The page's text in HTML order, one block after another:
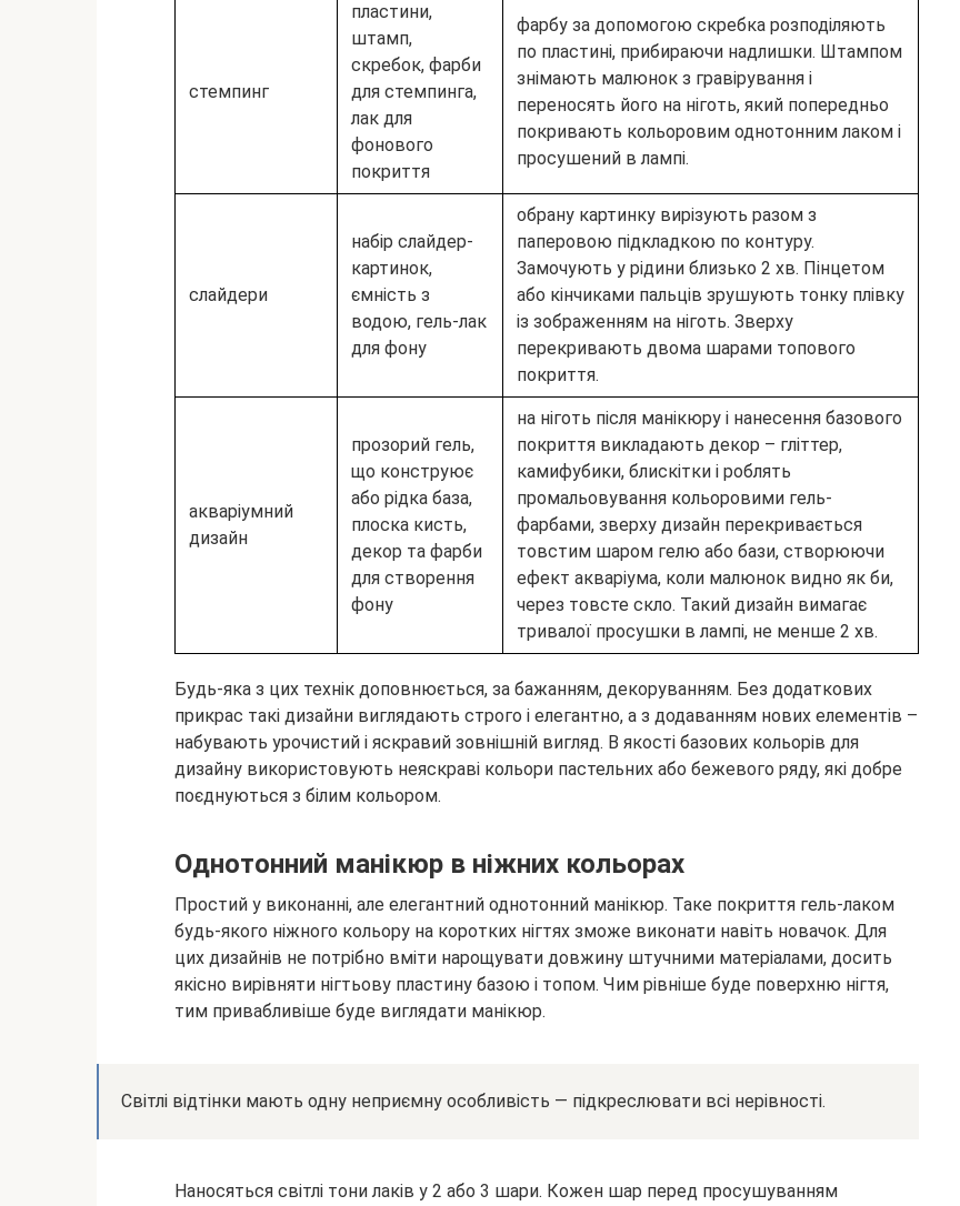
стемпинг
пластини,
штамп,
скребок, фарби
для стемпинга,
лак для
фонового
покриття
фарбу за допомогою скребка розподіляють
по пластині, прибираючи надлишки. Штампом
знімають малюнок з гравірування і
переносять його на ніготь, який попередньо
покривають кольоровим однотонним лаком і
просушений в лампі.
слайдери
набір слайдер-
картинок,
ємність з
водою, гель-лак
для фону
обрану картинку вирізують разом з
паперовою підкладкою по контуру.
Замочують у рідини близько 2 хв. Пінцетом
або кінчиками пальців зрушують тонку плівку
із зображенням на ніготь. Зверху
перекривають двома шарами топового
покриття.
акваріумний
дизайн
прозорий гель,
що конструює
або рідка база,
плоска кисть,
декор та фарби
для створення
фону
на ніготь після манікюру і нанесення базового
покриття викладають декор – гліттер,
камифубики, блискітки і роблять
промальовування кольоровими гель-
фарбами, зверху дизайн перекривається
товстим шаром гелю або бази, створюючи
ефект акваріума, коли малюнок видно як би,
через товсте скло. Такий дизайн вимагає
тривалої просушки в лампі, не менше 2 хв.
Будь-яка з цих технік доповнюється, за бажанням, декоруванням. Без додаткових
прикрас такі дизайни виглядають строго і елегантно, а з додаванням нових елементів –
набувають урочистий і яскравий зовнішній вигляд. В якості базових кольорів для
дизайну використовують неяскраві кольори пастельних або бежевого ряду, які добре
поєднуються з білим кольором.
Однотонний манікюр в ніжних кольорах
Простий у виконанні, але елегантний однотонний манікюр. Таке покриття гель-лаком
будь-якого ніжного кольору на коротких нігтях зможе виконати навіть новачок. Для
цих дизайнів не потрібно вміти нарощувати довжину штучними матеріалами, досить
якісно вирівняти нігтьову пластину базою і топом. Чим рівніше буде поверхню нігтя,
тим привабливіше буде виглядати манікюр.
Світлі відтінки мають одну неприємну особливість — підкреслювати всі нерівності.
Наносяться світлі тони лаків у 2 або 3 шари. Кожен шар перед просушуванням